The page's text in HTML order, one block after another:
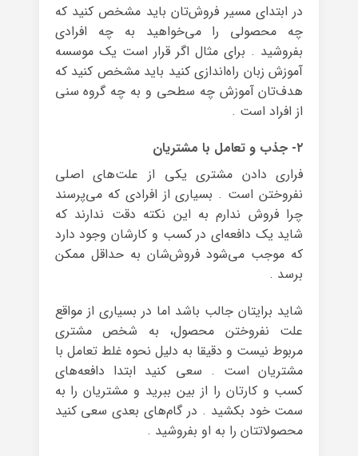
در ابتدای مسیر فروش‌تان باید مشخص کنید که
چه محصولی را می‌خواهید به چه افرادی
بفروشید . برای مثال اگر قرار است یک موسسه
آموزش زبان راه‌اندازی کنید باید مشخص کنید که
هدف‌تان آموزش چه سطحی و به چه گروه سنی
از افراد است .
۲- جذب و تعامل با مشتریان
فراری دادن مشتری یکی از علت‌های اصلی
نفروختن است . بسیاری از افرادی که می‌پرسند
چرا فروش ندارم به این نکته دقت ندارند که
شاید یک دافعه‌ای در کسب و کارشان وجود دارد
که موجب می‌شود فروش‌شان به حداقل ممکن
برسد .
شاید برایتان جالب باشد اما در بسیاری از مواقع
علت نفروختن محصول، به شخص مشتری
مربوط نیست و دقیقا به‌ دلیل نحوه غلط تعامل با
مشتریان است . سعی کنید ابتدا دافعه‌های
کسب و کارتان را از بین ببرید و مشتریان را به
سمت خود بکشید . در گام‌های بعدی سعی کنید
محصولاتتان را به او بفروشید .